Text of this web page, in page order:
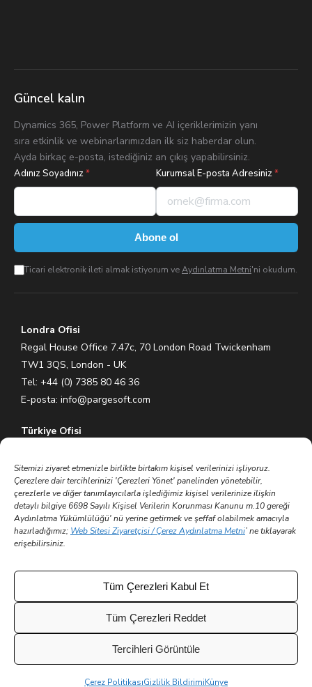
Sitemizi ziyaret etmenizle birlikte birtakım kişisel verilerinizi işliyoruz.
Çerezlere dair tercihlerinizi 'Çerezleri Yönet' panelinden yönetebilir,
çerezlerle ve diğer tanımlayıcılarla işlediğimiz kişisel verilerinize ilişkin
detaylı bilgiye 6698 Sayılı Kişisel Verilerin Korunması Kanunu m.10 gereği
Aydınlatma Yükümlülüğü' nü yerine getirmek ve şeffaf olabilmek amacıyla
hazırladığımız; Web Sitesi Ziyaretçisi / Çerez Aydınlatma Metni’ ne tıklayarak
erişebilirsiniz.
Tüm Çerezleri Kabul Et
Tüm Çerezleri Reddet
Tercihleri Görüntüle
Çerez PolitikasıGizlilik BildirimiKünye
Güncel kalın
Dynamics 365, Power Platform ve AI içeriklerimizin yanı
sıra etkinlik ve webinarlarımızdan ilk siz haberdar olun.
Ayda birkaç e-posta, istediğiniz an çıkış yapabilirsiniz.
Adınız Soyadınız* Kurumsal E-posta Adresiniz*
Abone ol
Ticari elektronik ileti almak istiyorum veAydınlatma Metni'ni okudum.
Londra Ofisi
Regal House Office 7.47c, 70 London Road Twickenham
TW1 3QS, London - UK
Tel: +44 (0) 7385 80 46 36
E-posta: info@pargesoft.com
Türkiye Ofisi
Ümraniye – İstanbul / Türkiye
Tel: +90 (216) 575 60 70
E-posta: info@pargesoft.com
Trakya Teknopark Ofisi
Trakya Üniversitesi Ayşe Kadın Yerleşkesi
Merkez – Edirne / Türkiye
E-posta:info@pargesoft.com